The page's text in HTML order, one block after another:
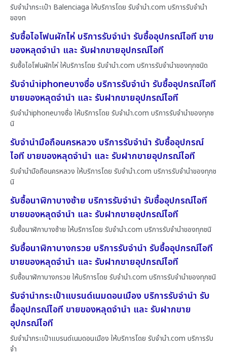
รับจำนำกระเป๋า Balenciaga ให้บริการโดย รับจํานํา.com บริการรับจำนำ
ของท
รับซื้อไอโฟนผักไห่ บริการรับจำนำ รับซื้ออุปกรณ์ไอที ขาย
ของหลุดจำนำ และ รับฝากขายอุปกรณ์ไอที
รับซื้อไอโฟนผักไห่ ให้บริการโดย รับจํานํา.com บริการรับจำนำของทุกชนิด
รับจำนำiphoneบางซื่อ บริการรับจำนำ รับซื้ออุปกรณ์ไอที
ขายของหลุดจำนำ และ รับฝากขายอุปกรณ์ไอที
รับจำนำiphoneบางซื่อ ให้บริการโดย รับจํานํา.com บริการรับจำนำของทุกช
นิ
รับจำนำมือถือนครหลวง บริการรับจำนำ รับซื้ออุปกรณ์
ไอที ขายของหลุดจำนำ และ รับฝากขายอุปกรณ์ไอที
รับจำนำมือถือนครหลวง ให้บริการโดย รับจํานํา.com บริการรับจำนำของทุกช
นิ
รับซื้อนาฬิกาบางซ้าย บริการรับจำนำ รับซื้ออุปกรณ์ไอที
ขายของหลุดจำนำ และ รับฝากขายอุปกรณ์ไอที
รับซื้อนาฬิกาบางซ้าย ให้บริการโดย รับจํานํา.com บริการรับจำนำของทุกชนิ
รับซื้อนาฬิกาบางกรวย บริการรับจำนำ รับซื้ออุปกรณ์ไอที
ขายของหลุดจำนำ และ รับฝากขายอุปกรณ์ไอที
รับซื้อนาฬิกาบางกรวย ให้บริการโดย รับจํานํา.com บริการรับจำนำของทุกชนิ
รับจำนำกระเป๋าแบรนด์เนมดอนเมือง บริการรับจำนำ รับ
ซื้ออุปกรณ์ไอที ขายของหลุดจำนำ และ รับฝากขาย
อุปกรณ์ไอที
รับจำนำกระเป๋าแบรนด์เนมดอนเมือง ให้บริการโดย รับจํานํา.com บริการรับ
จำ